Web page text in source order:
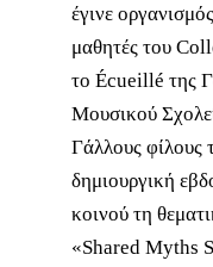
έγινε
μαθητές του
το Écueillé της
Μουσικού
Γάλλους φίλους
δημιουργική
κοινού τη
«Shared Myths